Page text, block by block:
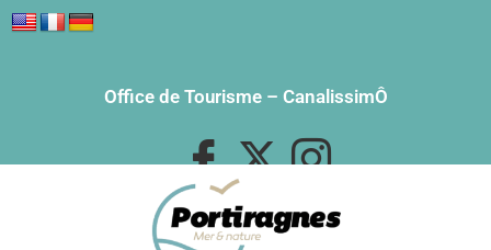
Office de Tourisme– CanalissimÔ